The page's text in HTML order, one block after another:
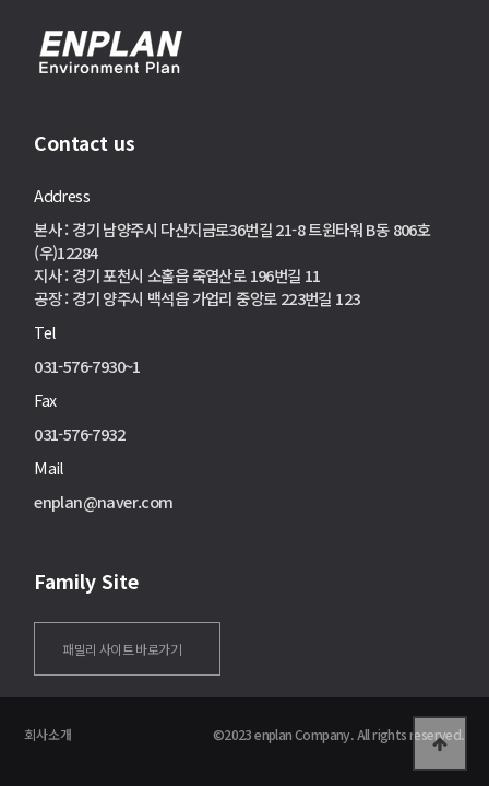
Contact us
Address
본사 : 경기 남양주시 다산지금로36번길 21-8 트윈타워 B동 806호
(우)12284
지사 : 경기 포천시 소홀읍 죽엽산로 196번길 11
공장 : 경기 양주시 백석읍 가업리 중앙로 223번길 123
Tel
031-576-7930~1
Fax
031-576-7932
Mail
enplan@naver.com
Family Site
패밀리 사이트 바로가기
회사소개 ©2023 enplan Company. All rights reserved.